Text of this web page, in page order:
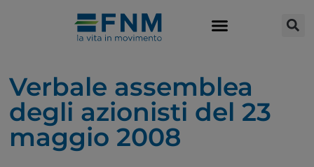
Verbale assemblea
degli azionisti del 23
maggio 2008